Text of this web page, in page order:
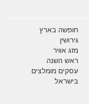
חופשה בארץ
גירושין
מזג אוויר
ראש השנה
עסקים מומלצים
בישראל